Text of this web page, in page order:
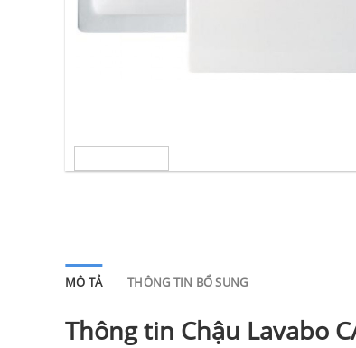
MÔ TẢ THÔNG TIN BỔ SUNG
Thông tin Chậu Lavabo